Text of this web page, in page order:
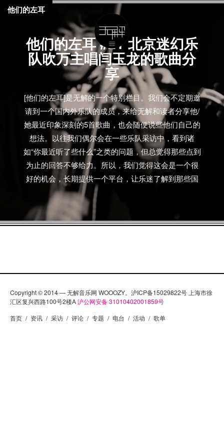
他们的左耳 #21 北京迷幻乐
队吹万主唱闫玉龙的歌曲分
享
[他们的左耳]是无解的一个特别栏目。我们会不定期邀
请到一个国内外乐队的成员，来给无解和读者分享他/
她最近印象深刻的5首歌曲，也会随便说些他们自己的
想法。以往我们偶尔会在一些乐队采访中，看到诸
如“你最近听了些什么”之类的问题，但总觉得那些点到
为止的回答不够给力。所以，我们觉得这会是一个很
好的机会，长期提供一个平台，让乐迷了解到那些国
内乐队成员，平时在生活中的听歌状态。>>>过往分享
可以看这里 本期给我们推荐的是吹万乐队主唱闫玉
龙。我们曾在今年6月兵马司5周年上海站的回顾中提
他们叫好，虽然言论引起了一些争议。吹万乐队目前
就是上海站，嘉宾还有Duck Fight Goose，详情见这
里。 The Beach Boys – ‘Til I Die 此歌合声带你冲上云
他们的左耳
Copyright © 2014 — 无解音乐网 WOOOZY。沪ICP备15029822号 上海市徐
汇区复兴西路100号2楼A沪公网安备 31010402001859号
首页 / 资讯 / 采访 / 评论 / 专题 / 电台 / 活动 / 歌单